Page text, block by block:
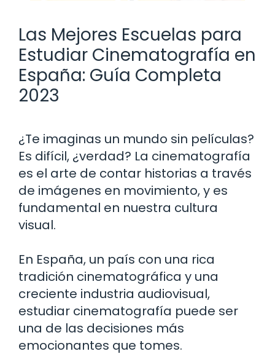
Las Mejores Escuelas para
Estudiar Cinematografía en
España: Guía Completa
2023
¿Te imaginas un mundo sin películas?
Es difícil, ¿verdad? La cinematografía
es el arte de contar historias a través
de imágenes en movimiento, y es
fundamental en nuestra cultura
visual.
En España, un país con una rica
tradición cinematográfica y una
creciente industria audiovisual,
estudiar cinematografía puede ser
una de las decisiones más
emocionantes que tomes.